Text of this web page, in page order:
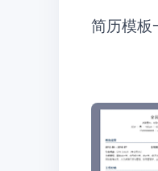
简历模板